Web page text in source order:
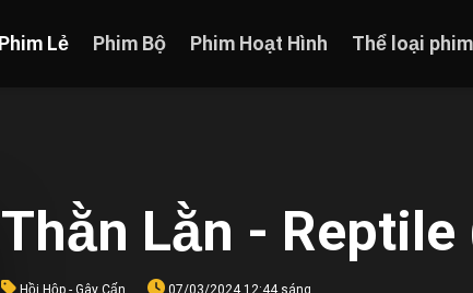
Phim Lẻ Phim Bộ Phim Hoạt Hình Thể loại phim
Thằn Lằn - Reptile
Hồi Hộp - Gây Cấn 07/03/2024 12:44 sáng